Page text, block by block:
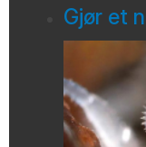
Gjør et